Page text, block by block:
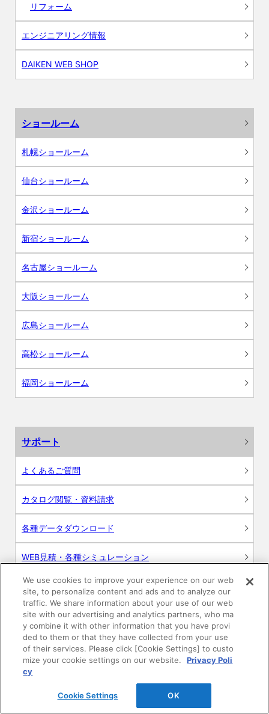
リフォーム
エンジニアリング情報
DAIKEN WEB SHOP
ショールーム
札幌ショールーム
仙台ショールーム
金沢ショールーム
新宿ショールーム
名古屋ショールーム
大阪ショールーム
広島ショールーム
高松ショールーム
福岡ショールーム
サポート
よくあるご質問
カタログ閲覧・資料請求
各種データダウンロード
WEB見積・各種シミュレーション
交換用部品の購入
修理・点検
お問い合わせ
ログイン
建築・設計関係者様向けサイト
We use cookies to improve your experience on our web
site, to personalize content and ads and to analyze our
traffic. We share information about your use of our web
site with our advertising and analytics partners, who ma
y combine it with other information that you have provi
ded to them or that they have collected from your use
of their services. Please click [Cookie Settings] to custo
mize your cookie settings on our website.
Privacy Poli
cy
Cookie Settings OK